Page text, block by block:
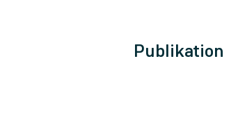
Publikation